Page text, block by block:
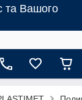
та Вашого